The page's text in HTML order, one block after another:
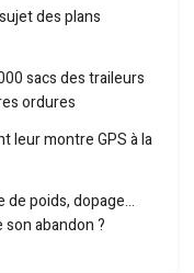
des plans
sacs des traileurs
ordures
leur montre GPS à la
de poids, dopage…
abandon ?